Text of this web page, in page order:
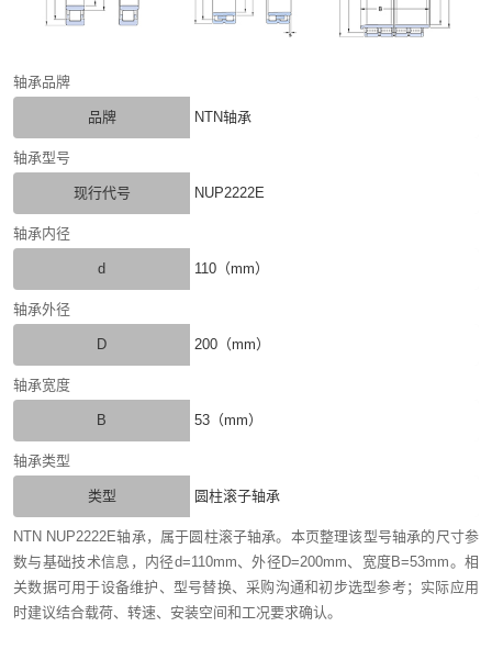
轴承品牌
品牌 NTN轴承
轴承型号
现行代号 NUP2222E
轴承内径
d 110（mm）
轴承外径
D 200（mm）
轴承宽度
B 53（mm）
轴承类型
类型 圆柱滚子轴承
NTN NUP2222E轴承，属于圆柱滚子轴承。本页整理该型号轴承的尺寸参
数与基础技术信息，内径d=110mm、外径D=200mm、宽度B=53mm。相
关数据可用于设备维护、型号替换、采购沟通和初步选型参考；实际应用
时建议结合载荷、转速、安装空间和工况要求确认。